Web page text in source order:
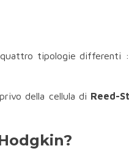
tipologie differenti
della cellula di Reed-